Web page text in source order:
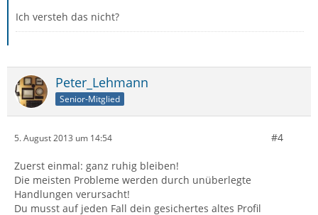
Ich versteh das nicht?
Peter_Lehmann
Senior-Mitglied
5. August 2013 um 14:54 #4
Zuerst einmal: ganz ruhig bleiben!
Die meisten Probleme werden durch unüberlegte
Handlungen verursacht!
Du musst auf jeden Fall dein gesichertes altes Profil